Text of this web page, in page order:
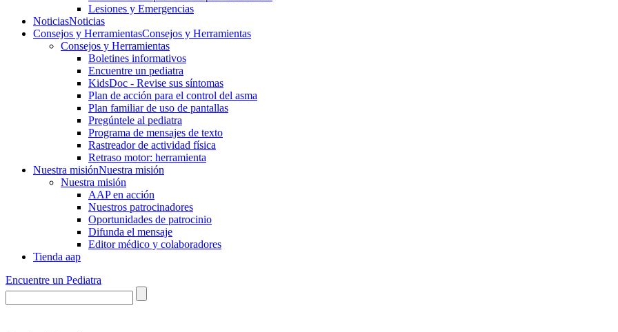
Lesiones y Emergencias
NoticiasNoticias
Consejos y HerramientasConsejos y Herramientas
Consejos y Herramientas
Boletines informativos
Encuentre un pediatra
KidsDoc - Revise sus síntomas
Plan de acción para el control del asma
Plan familiar de uso de pantallas
Pregúntele al pediatra
Programa de mensajes de texto
Rastre​​ador de activida​d física
Retraso motor: herramienta
Nuestra misiónNuestra misión
Nuestra misión
AAP en acción
Nuestros patrocinadores
Oportunidades de patrocinio
Difunda el mensaje
Editor médico y colaboradores
Tienda aap
Encuentre un Pediatra